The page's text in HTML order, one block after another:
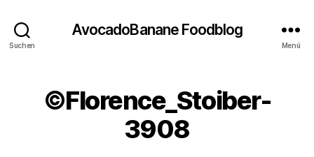
Suchen
AvocadoBanane Foodblog
Menü
©Florence_Stoiber-
3908